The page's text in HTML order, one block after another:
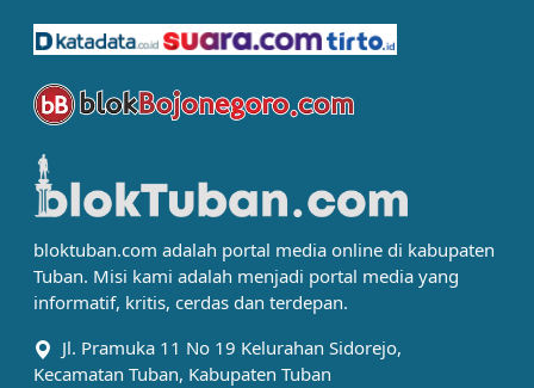
bloktuban.com adalah portal media online di kabupaten
Tuban. Misi kami adalah menjadi portal media yang
informatif, kritis, cerdas dan terdepan.
Jl. Pramuka 11 No 19 Kelurahan Sidorejo,
Kecamatan Tuban, Kabupaten Tuban